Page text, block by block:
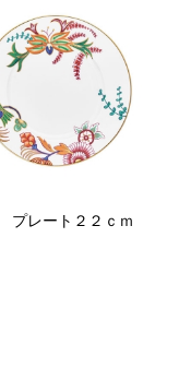
レート２２ｃｍ